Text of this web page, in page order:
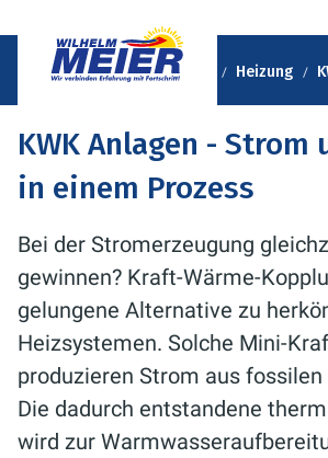
Wilhelm Meier Ratgeber Heizung
KWK Anlagen - Strom
in einem Prozess
Bei der Stromerzeugung
gewinnen? Kraft-Wärme-
gelungene Alternative zu
Heizsystemen. Solche Mini-
produzieren Strom aus
Die dadurch entstandene
wird zur